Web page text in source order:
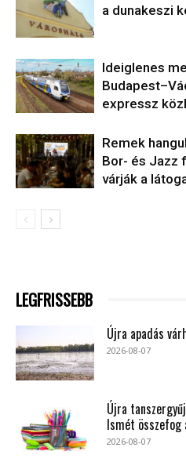
a dunakeszi
Ideiglenes
expressz
Remek
Bor- és Jazz
várják a
LEGFRISSEBB
Újra apadás
2026-08-07
Újra
Ismét összefog
2026-08-07